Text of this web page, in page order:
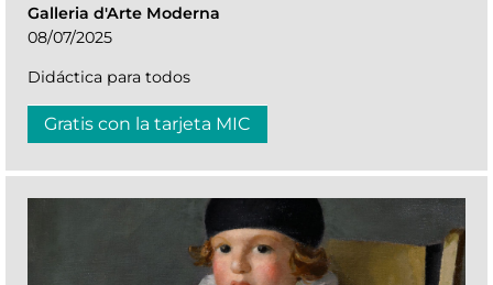
Galleria d'Arte Moderna
08/07/2025
Didáctica para todos
Gratis con la tarjeta MIC